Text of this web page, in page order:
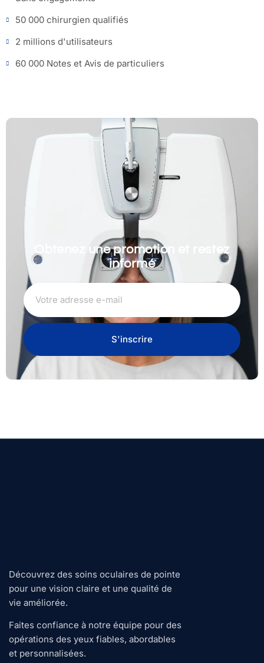
50 000 chirurgien qualifiés
2 millions d'utilisateurs
60 000 Notes et Avis de particuliers
Obtenez une promotion et restez
informé
S'inscrire
Découvrez des soins oculaires de pointe
pour une vision claire et une qualité de
vie améliorée.
Faites confiance à notre équipe pour des
opérations des yeux fiables, abordables
et personnalisées.